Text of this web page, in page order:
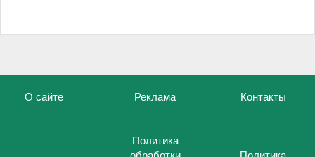
О сайте Реклама Контакты
Политика